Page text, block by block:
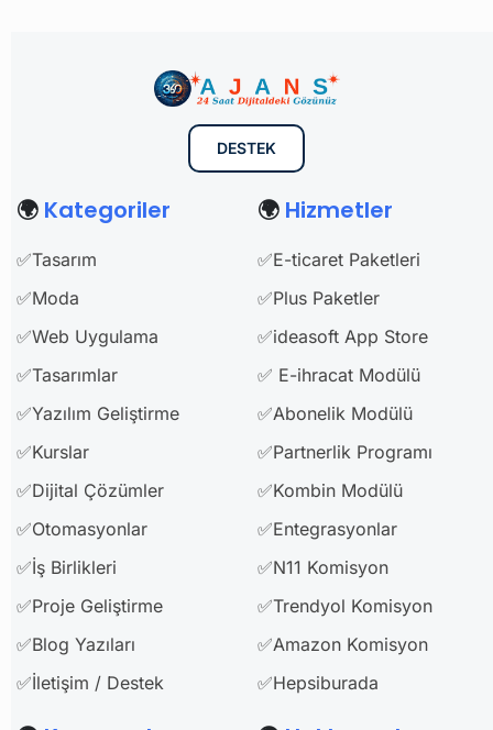
DESTEK
🌍 Kategoriler
✅Tasarım
✅Moda
✅Web Uygulama
✅Tasarımlar
✅Yazılım Geliştirme
✅Kurslar
✅Dijital Çözümler
✅Otomasyonlar
✅İş Birlikleri
✅Proje Geliştirme
✅Blog Yazıları
✅İletişim / Destek
🌍 Hizmetler
✅E-ticaret Paketleri
✅Plus Paketler
✅ideasoft App Store
✅ E-ihracat Modülü
✅Abonelik Modülü
✅Partnerlik Programı
✅Kombin Modülü
✅Entegrasyonlar
✅N11 Komisyon
✅Trendyol Komisyon
✅Amazon Komisyon
✅Hepsiburada